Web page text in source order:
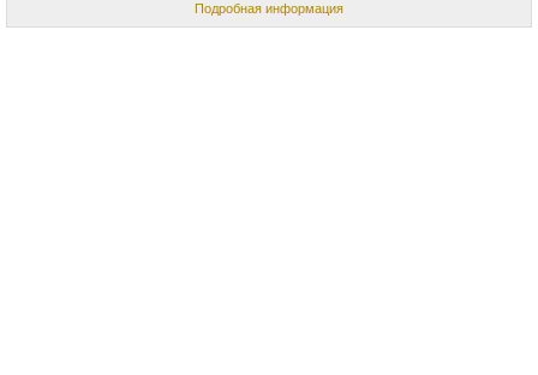
Подробная информация